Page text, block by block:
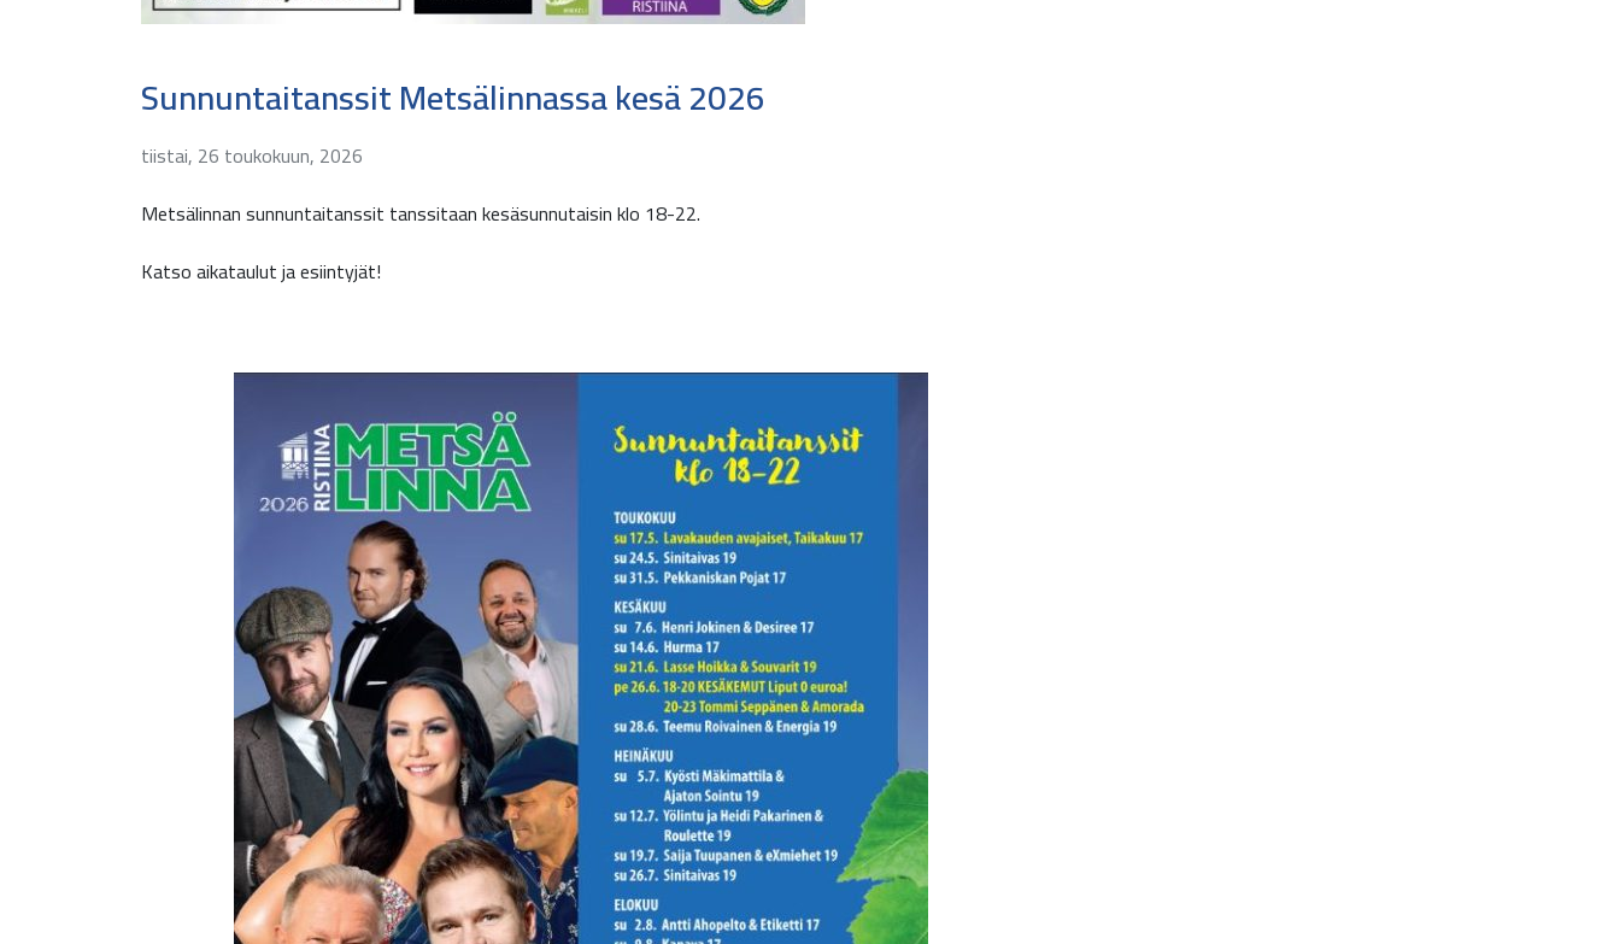
Sunnuntaitanssit Metsälinnassa kesä 2026
tiistai, 26 toukokuun, 2026
Metsälinnan sunnuntaitanssit tanssitaan kesäsunnutaisin klo 18-22.
Katso aikataulut ja esiintyjät!